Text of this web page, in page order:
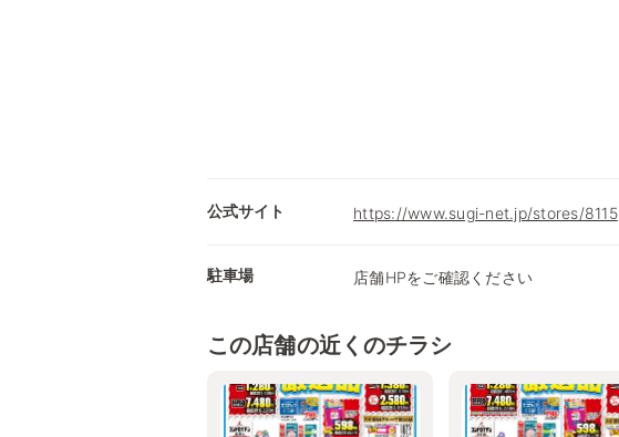
公式サイト https://www.sugi-net.jp/stores/8115
駐車場 店舗HPをご確認ください
この店舗の近くのチラシ